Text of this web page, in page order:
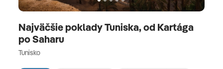
Najväčšie poklady Tuniska, od Kartága
po Saharu
Tunisko